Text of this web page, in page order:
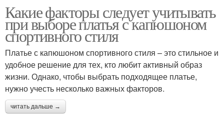
Какие факторы следует учитывать
при выборе платья с капюшоном
спортивного стиля
Платье с капюшоном спортивного стиля – это стильное и
удобное решение для тех, кто любит активный образ
жизни. Однако, чтобы выбрать подходящее платье,
нужно учесть несколько важных факторов.
читать дальше →